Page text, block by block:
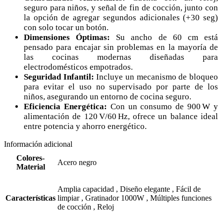
seguro para niños, y señal de fin de cocción, junto con
la opción de agregar segundos adicionales (+30 seg)
con solo tocar un botón.
Dimensiones Óptimas: Su ancho de 60 cm está
pensado para encajar sin problemas en la mayoría de
las cocinas modernas diseñadas para
electrodomésticos empotrados.
Seguridad Infantil: Incluye un mecanismo de bloqueo
para evitar el uso no supervisado por parte de los
niños, asegurando un entorno de cocina seguro.
Eficiencia Energética: Con un consumo de 900 W y
alimentación de 120 V/60 Hz, ofrece un balance ideal
entre potencia y ahorro energético.
Información adicional
Colores-
Material
Acero negro
Características
Amplia capacidad , Diseño elegante , Fácil de
limpiar , Gratinador 1000W , Múltiples funciones
de cocción , Reloj